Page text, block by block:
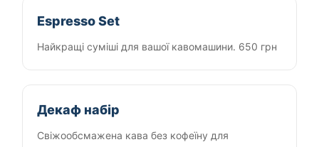
Espresso Set
Найкращі суміші для вашої кавомашини. 650 грн
Декаф набір
Свіжообсмажена кава без кофеїну для